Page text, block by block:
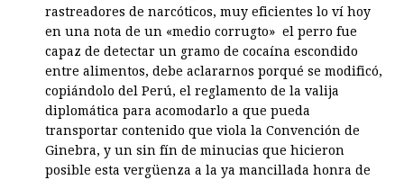
rastreadores de narcóticos, muy eficientes lo ví hoy
en una nota de un «medio corrugto» el perro fue
capaz de detectar un gramo de cocaína escondido
entre alimentos, debe aclararnos porqué se modificó,
copiándolo del Perú, el reglamento de la valija
diplomática para acomodarlo a que pueda
transportar contenido que viola la Convención de
Ginebra, y un sin fín de minucias que hicieron
posible esta vergüenza a la ya mancillada honra de